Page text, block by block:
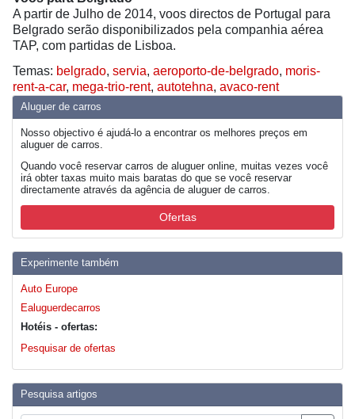
Aluguer de carros
Nosso objectivo é ajudá-lo a encontrar os melhores preços em
aluguer de carros.
Quando você reservar carros de aluguer online, muitas vezes você
irá obter taxas muito mais baratas do que se você reservar
directamente através da agência de aluguer de carros.
Ofertas
Experimente também
Auto Europe
Ealuguerdecarros
Hotéis - ofertas:
Pesquisar de ofertas
Pesquisa artigos
A partir de Julho de 2014, voos directos de Portugal para
Belgrado serão disponibilizados pela companhia aérea
TAP, com partidas de Lisboa.
Temas: belgrado, servia, aeroporto-de-belgrado, moris-
rent-a-car, mega-trio-rent, autotehna, avaco-rent